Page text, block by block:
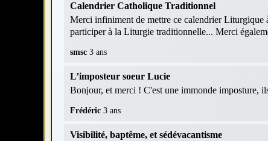
Calendrier Catholique Traditionnel
Merci infiniment de mettre ce calendrier Liturgique
participer à la Liturgie traditionnelle... Merci
smsc 3 ans
L’imposteur soeur Lucie
Bonjour, et merci ! C'est une immonde imposture,
Frédéric 3 ans
Visibilité, baptême, et sédévacantisme